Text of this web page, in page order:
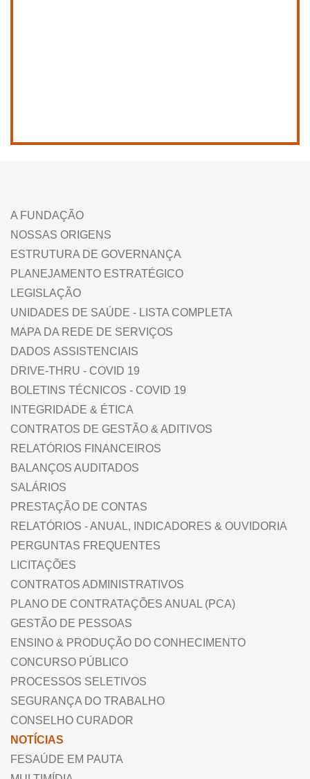
A FUNDAÇÃO
NOSSAS ORIGENS
ESTRUTURA DE GOVERNANÇA
PLANEJAMENTO ESTRATÉGICO
LEGISLAÇÃO
UNIDADES DE SAÚDE - LISTA COMPLETA
MAPA DA REDE DE SERVIÇOS
DADOS ASSISTENCIAIS
DRIVE-THRU - COVID 19
BOLETINS TÉCNICOS - COVID 19
INTEGRIDADE & ÉTICA
CONTRATOS DE GESTÃO & ADITIVOS
RELATÓRIOS FINANCEIROS
BALANÇOS AUDITADOS
SALÁRIOS
PRESTAÇÃO DE CONTAS
RELATÓRIOS - ANUAL, INDICADORES & OUVIDORIA
PERGUNTAS FREQUENTES
LICITAÇÕES
CONTRATOS ADMINISTRATIVOS
PLANO DE CONTRATAÇÕES ANUAL (PCA)
GESTÃO DE PESSOAS
ENSINO & PRODUÇÃO DO CONHECIMENTO
CONCURSO PÚBLICO
PROCESSOS SELETIVOS
SEGURANÇA DO TRABALHO
CONSELHO CURADOR
NOTÍCIAS
FESAÚDE EM PAUTA